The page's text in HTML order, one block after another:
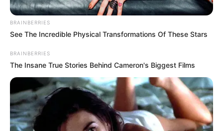
PostedFriss hírek
Teljesen elszabadult a pokol –
Dopeman durván nekiment
Magyar Péternek !Hatalmas
pfont kapott .Ilyenre még nem
volt példa.
BRAINBERRIES
See The Incredible Physical Transformations Of These Stars
BRAINBERRIES
The Insane True Stories Behind Cameron's Biggest Films